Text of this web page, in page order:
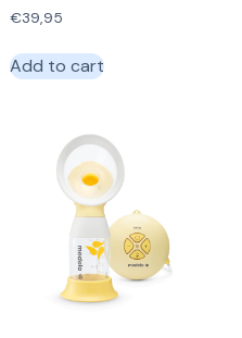
€39,95
Add to cart